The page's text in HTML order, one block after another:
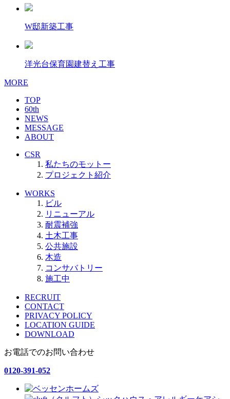
W邸新築工事
洋光台保育園建替え工事
MORE
TOP
60th
NEWS
MESSAGE
ABOUT
CSR
私たちのモットー
プロジェクト紹介
WORKS
ビル
リニューアル
耐震補強
土木工事
公共施設
木造
コンサバトリー
施工中
RECRUIT
CONTACT
PRIVACY POLICY
LOCATION GUIDE
DOWNLOAD
お電話でのお問い合わせ
0120-391-052